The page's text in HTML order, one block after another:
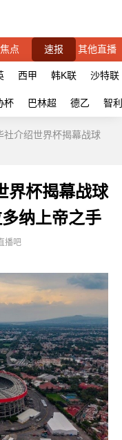
焦点 速报 其他直播
西甲 韩K联 沙特联
杯 巴林超 德乙 智
社介绍世界杯揭幕战球
界杯揭幕战球
纳上帝之手
播吧